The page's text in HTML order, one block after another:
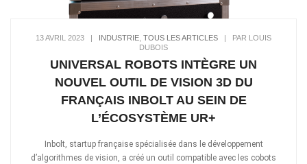
13 AVRIL 2023 | INDUSTRIE TOUS LES ARTICLES | PAR LOUIS
DUBOIS
UNIVERSAL ROBOTS INTÈGRE UN
NOUVEL OUTIL DE VISION 3D DU
FRANÇAIS INBOLT AU SEIN DE
L’ÉCOSYSTÈME UR+
Inbolt, startup française spécialisée dans le développement
d’algorithmes de vision, a créé un outil compatible avec les cobots